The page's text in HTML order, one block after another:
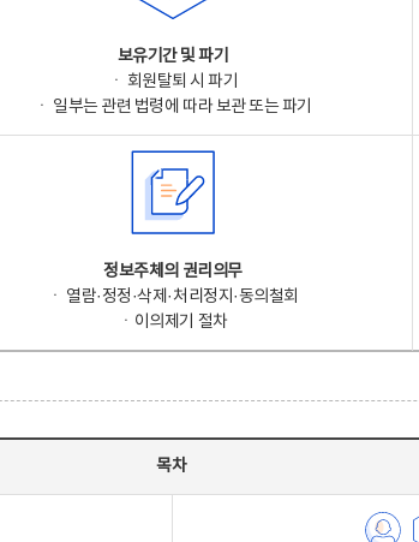
보유기간 및 파기
ㆍ 회원탈퇴 시 파기
ㆍ 일부는 관련 법령에 따라 보관 또는 파기
정보주체의 권리의무
ㆍ 열람·정정·삭제·처리정지·동의철회
ㆍ이의제기 절차
목차